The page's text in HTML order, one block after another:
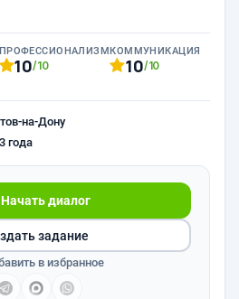
ПРОФЕССИОНАЛИЗМ
10/10
КОММУНИКАЦИЯ
10/10
на-Дону
года
Начать диалог
задание
в избранное